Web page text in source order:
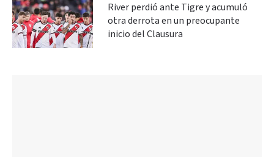
River perdió ante Tigre y acumuló
otra derrota en un preocupante
inicio del Clausura